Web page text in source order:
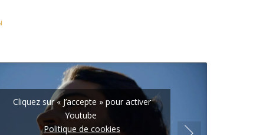
Cliquez sur « J’accepte » pour activer
Youtube
Politique de cookies